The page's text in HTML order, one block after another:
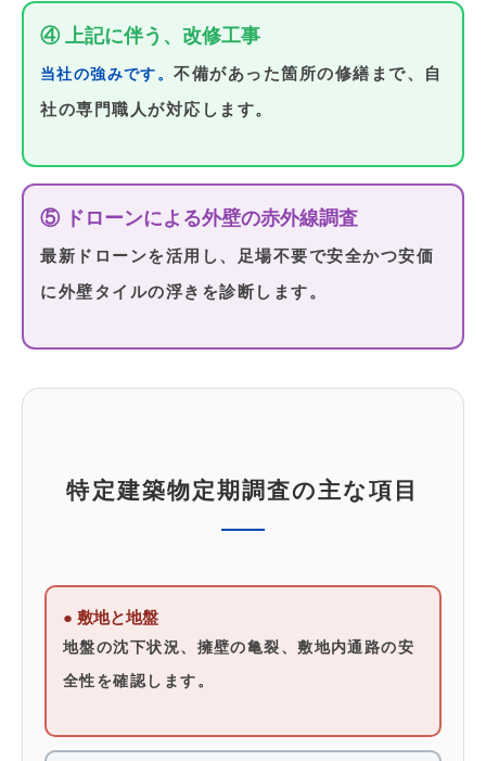
④ 上記に伴う、改修工事
当社の強みです。不備があった箇所の修繕まで、自
社の専門職人が対応します。
⑤ ドローンによる外壁の赤外線調査
最新ドローンを活用し、足場不要で安全かつ安価
に外壁タイルの浮きを診断します。
特定建築物定期調査の主な項目
● 敷地と地盤
地盤の沈下状況、擁壁の亀裂、敷地内通路の安
全性を確認します。